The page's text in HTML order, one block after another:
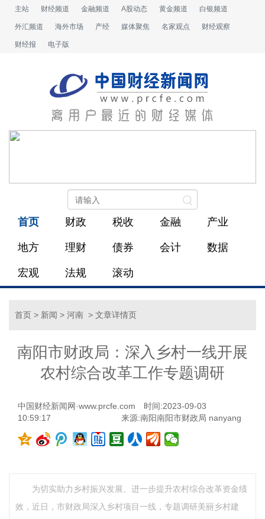
主站 财经频道 金融频道 A股动态 黄金频道 白银频道
外汇频道 海外市场 产经 媒体聚焦 名家观点 财经观察
财经报 电子版
首页 财政 税收 金融 产业
地方 理财 债券 会计 数据
宏观 法规 滚动
首页 > 新闻 > 河南 > 文章详情页
南阳市财政局：深入乡村一线开展
农村综合改革工作专题调研
中国财经新闻网·www.prcfe.com
时间:2023-09-03
10:59:17
来源:南阳南阳市财政局 nanyang
为切实助力乡村振兴发展、进一步提升农村综合改革资金绩
效，近日，市财政局深入乡村项目一线，专题调研美丽乡村建